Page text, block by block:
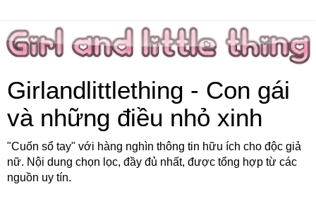
Girlandlittlething - Con gái
và những điều nhỏ xinh
"Cuốn sổ tay" với hàng nghìn thông tin hữu ích cho độc giả
nữ. Nội dung chọn lọc, đầy đủ nhất, được tổng hợp từ các
nguồn uy tín.